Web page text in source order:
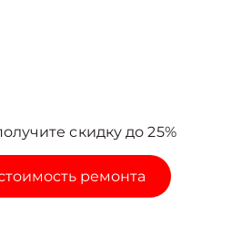
скидку до 25%
ремонта